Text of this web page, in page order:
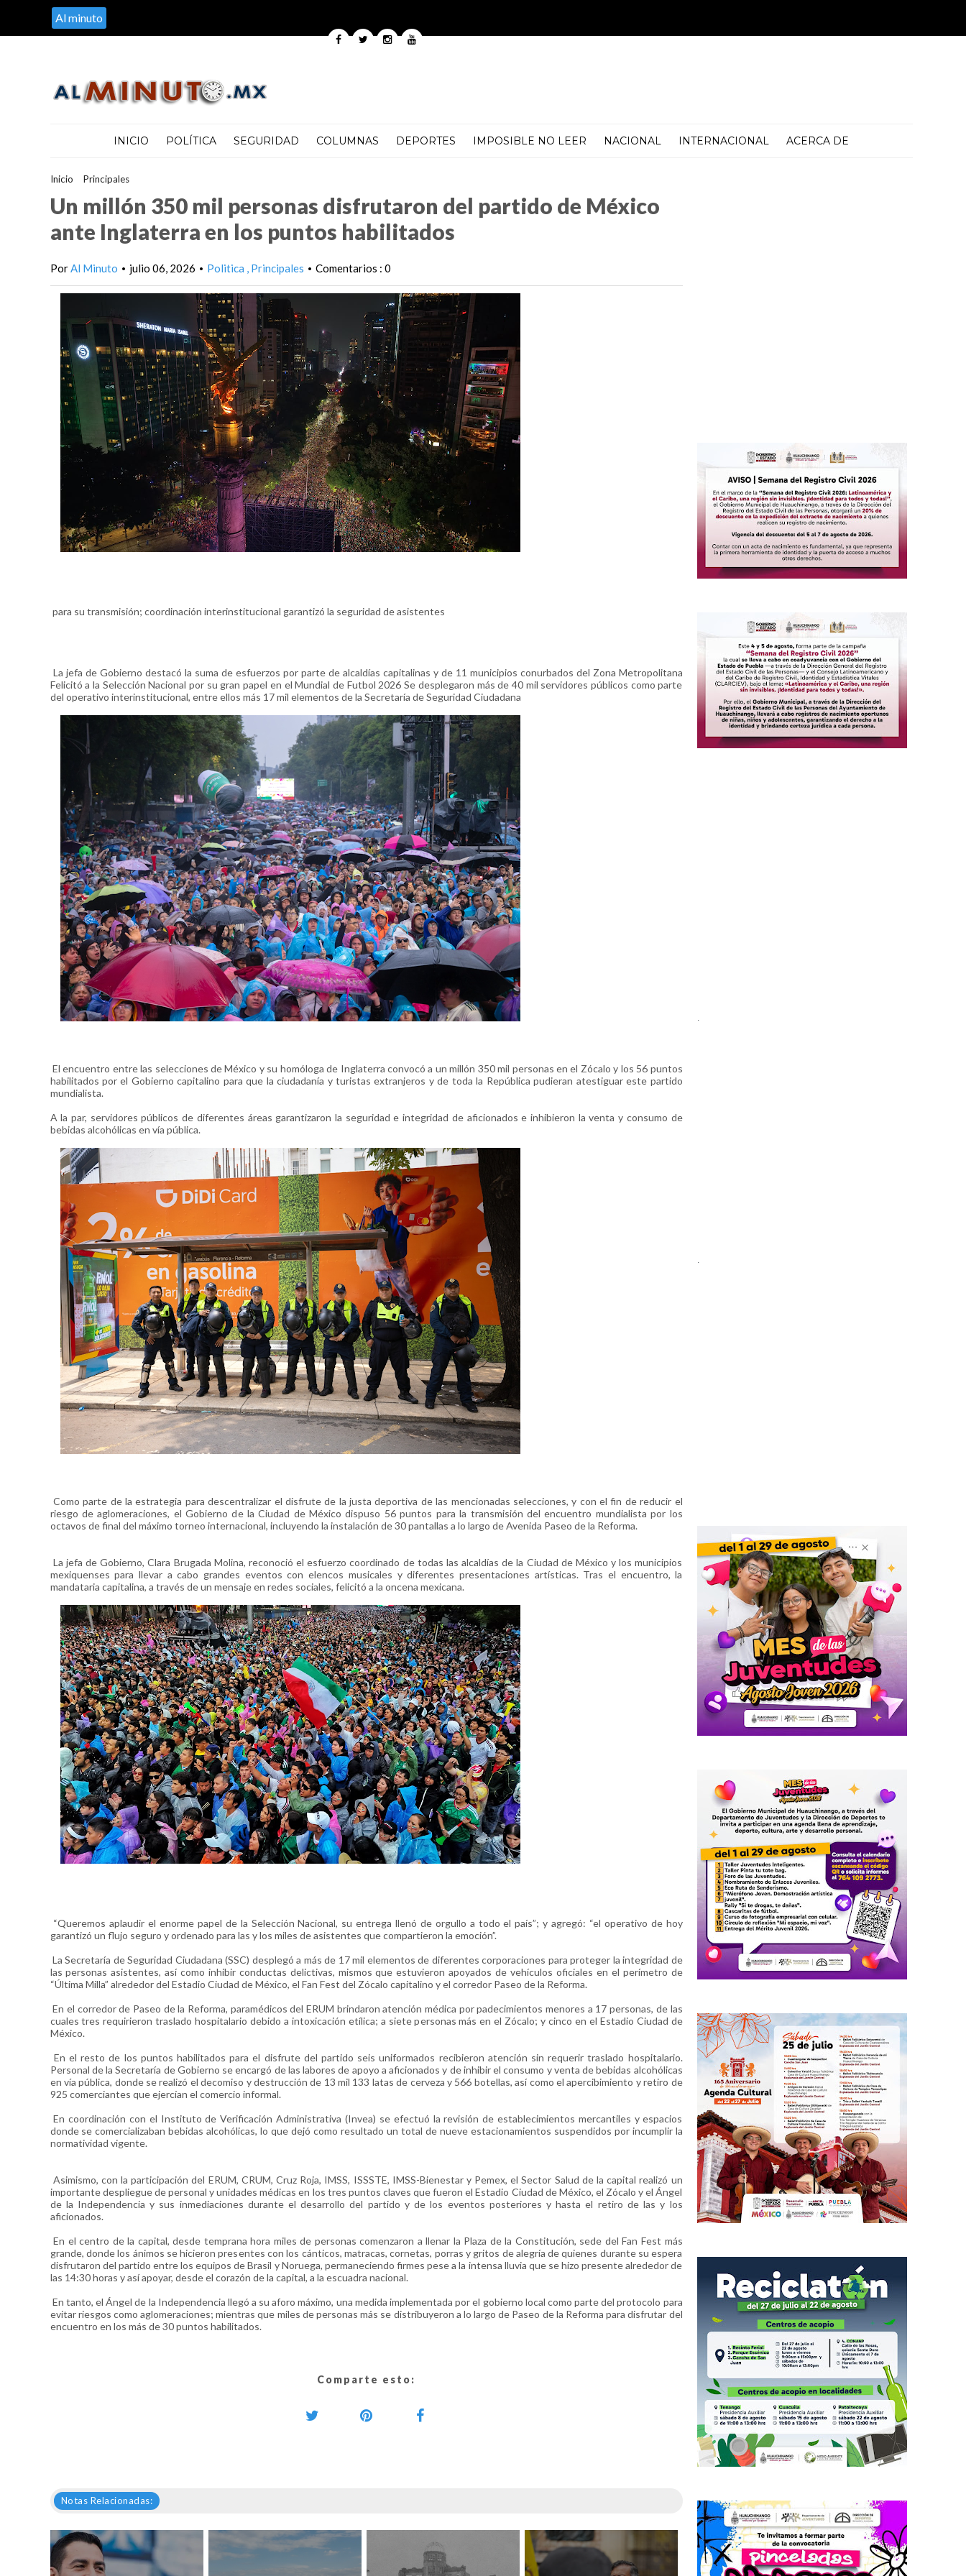
Al minuto
INICIO POLÍTICA SEGURIDAD COLUMNAS DEPORTES IMPOSIBLE NO LEER NACIONAL INTERNACIONAL ACERCA DE
Inicio Principales>
Un millón 350 mil personas disfrutaron del partido de México
ante Inglaterra en los puntos habilitados
PorAl Minuto • julio 06, 2026 • Politica Principales • Comentarios : 0
para su transmisión; coordinación interinstitucional garantizó la seguridad de asistentes
La jefa de Gobierno destacó la suma de esfuerzos por parte de alcaldías capitalinas y de 11 municipios conurbados del Zona Metropolitana
Felicitó a la Selección Nacional por su gran papel en el Mundial de Futbol 2026 Se desplegaron más de 40 mil servidores públicos como parte
del operativo interinstitucional, entre ellos más 17 mil elementos de la Secretaría de Seguridad Ciudadana
El encuentro entre las selecciones de México y su homóloga de Inglaterra convocó a un millón 350 mil personas en el Zócalo y los 56 puntos
habilitados por el Gobierno capitalino para que la ciudadanía y turistas extranjeros y de toda la República pudieran atestiguar este partido
mundialista.
A la par, servidores públicos de diferentes áreas garantizaron la seguridad e integridad de aficionados e inhibieron la venta y consumo de
bebidas alcohólicas en vía pública.
Como parte de la estrategia para descentralizar el disfrute de la justa deportiva de las mencionadas selecciones, y con el fin de reducir el
riesgo de aglomeraciones, el Gobierno de la Ciudad de México dispuso 56 puntos para la transmisión del encuentro mundialista por los
octavos de final del máximo torneo internacional, incluyendo la instalación de 30 pantallas a lo largo de Avenida Paseo de la Reforma.
La jefa de Gobierno, Clara Brugada Molina, reconoció el esfuerzo coordinado de todas las alcaldías de la Ciudad de México y los municipios
mexiquenses para llevar a cabo grandes eventos con elencos musicales y diferentes presentaciones artísticas. Tras el encuentro, la
mandataria capitalina, a través de un mensaje en redes sociales, felicitó a la oncena mexicana.
“Queremos aplaudir el enorme papel de la Selección Nacional, su entrega llenó de orgullo a todo el país”; y agregó: “el operativo de hoy
garantizó un flujo seguro y ordenado para las y los miles de asistentes que compartieron la emoción”.
La Secretaría de Seguridad Ciudadana (SSC) desplegó a más de 17 mil elementos de diferentes corporaciones para proteger la integridad de
las personas asistentes, así como inhibir conductas delictivas, mismos que estuvieron apoyados de vehículos oficiales en el perímetro de
“Última Milla” alrededor del Estadio Ciudad de México, el Fan Fest del Zócalo capitalino y el corredor Paseo de la Reforma.
En el corredor de Paseo de la Reforma, paramédicos del ERUM brindaron atención médica por padecimientos menores a 17 personas, de las
cuales tres requirieron traslado hospitalario debido a intoxicación etílica; a siete personas más en el Zócalo; y cinco en el Estadio Ciudad de
México.
En el resto de los puntos habilitados para el disfrute del partido seis uniformados recibieron atención sin requerir traslado hospitalario.
Personal de la Secretaría de Gobierno se encargó de las labores de apoyo a aficionados y de inhibir el consumo y venta de bebidas alcohólicas
en vía pública, donde se realizó el decomiso y destrucción de 13 mil 133 latas de cerveza y 566 botellas, así como el apercibimiento y retiro de
925 comerciantes que ejercían el comercio informal.
En coordinación con el Instituto de Verificación Administrativa (Invea) se efectuó la revisión de establecimientos mercantiles y espacios
donde se comercializaban bebidas alcohólicas, lo que dejó como resultado un total de nueve estacionamientos suspendidos por incumplir la
normatividad vigente.
Asimismo, con la participación del ERUM, CRUM, Cruz Roja, IMSS, ISSSTE, IMSS-Bienestar y Pemex, el Sector Salud de la capital realizó un
importante despliegue de personal y unidades médicas en los tres puntos claves que fueron el Estadio Ciudad de México, el Zócalo y el Ángel
de la Independencia y sus inmediaciones durante el desarrollo del partido y de los eventos posteriores y hasta el retiro de las y los
aficionados.
En el centro de la capital, desde temprana hora miles de personas comenzaron a llenar la Plaza de la Constitución, sede del Fan Fest más
grande, donde los ánimos se hicieron presentes con los cánticos, matracas, cornetas, porras y gritos de alegría de quienes durante su espera
disfrutaron del partido entre los equipos de Brasil y Noruega, permaneciendo firmes pese a la intensa lluvia que se hizo presente alrededor de
las 14:30 horas y así apoyar, desde el corazón de la capital, a la escuadra nacional.
En tanto, el Ángel de la Independencia llegó a su aforo máximo, una medida implementada por el gobierno local como parte del protocolo para
evitar riesgos como aglomeraciones; mientras que miles de personas más se distribuyeron a lo largo de Paseo de la Reforma para disfrutar del
encuentro en los más de 30 puntos habilitados.
Comparte esto:
Notas Relacionadas:
.
.